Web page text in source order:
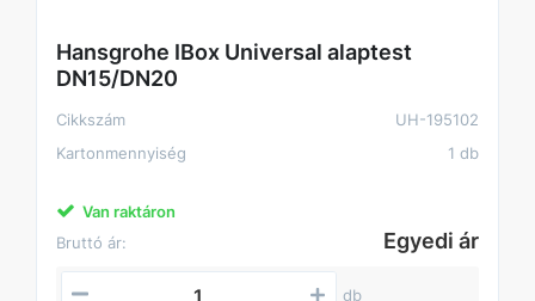
Hansgrohe IBox Universal alaptest
DN15/DN20
Cikkszám
UH-195102
Kartonmennyiség
1 db
Van raktáron
Bruttó ár:
Egyedi ár
db